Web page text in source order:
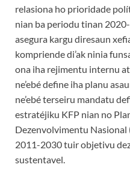
relasiona ho prioridade
nian ba periodu tinan
asegura kargu diresaun
kompriende di’ak ninia
ona iha rejimentu internu
ne’ebé define iha planu
ne’ebé terseiru mandatu
estratéjiku KFP nian no
Dezenvolvimentu Nasional
2011-2030 tuir objetivu
sustentavel.